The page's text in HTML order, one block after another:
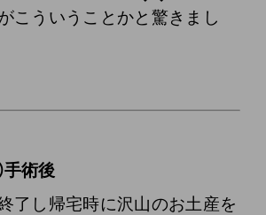
こういうことかと驚きまし
術後
了し帰宅時に沢山のお土産を